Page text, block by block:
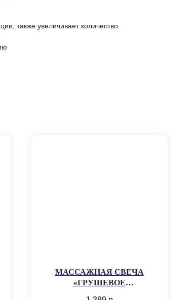
также увеличивает количество
МАССАЖНАЯ СВЕЧА
«ГРУШЕВОЕ